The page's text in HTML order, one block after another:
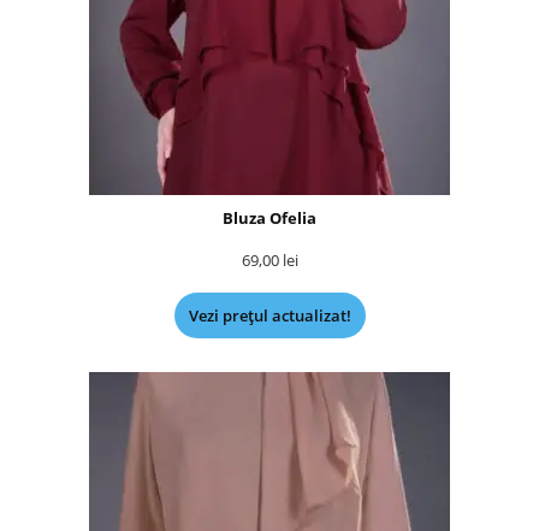
Bluza Ofelia
69,00 lei
Vezi prețul actualizat!